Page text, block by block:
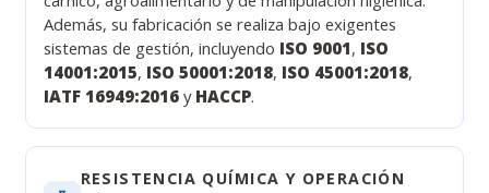
Además, su fabricación se realiza bajo exigentes
sistemas de gestión, incluyendo ISO 9001, ISO
14001:2015, ISO 50001:2018, ISO 45001:2018,
IATF 16949:2016y HACCP.
RESISTENCIA QUÍMICA Y OPERACIÓN